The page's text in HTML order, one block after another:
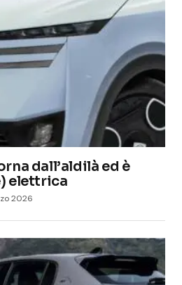
dall’aldilà ed è
elettrica
2026